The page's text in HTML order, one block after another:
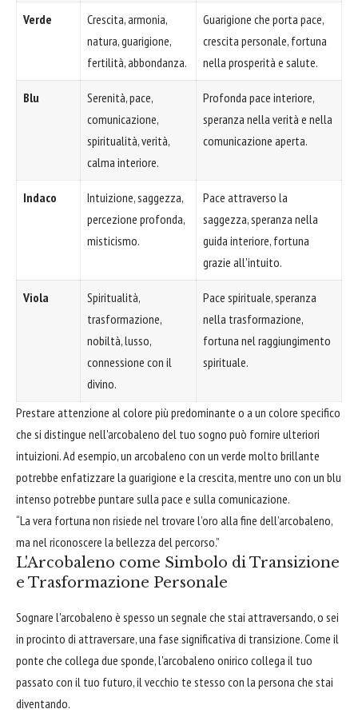
Verde
Crescita, armonia,
natura, guarigione,
fertilità, abbondanza.
Guarigione che porta pace,
crescita personale, fortuna
nella prosperità e salute.
Blu
Serenità, pace,
comunicazione,
spiritualità, verità,
calma interiore.
Profonda pace interiore,
speranza nella verità e nella
comunicazione aperta.
Indaco
Intuizione, saggezza,
percezione profonda,
misticismo.
Pace attraverso la
saggezza, speranza nella
guida interiore, fortuna
grazie all'intuito.
Viola
Spiritualità,
trasformazione,
nobiltà, lusso,
connessione con il
divino.
Pace spirituale, speranza
nella trasformazione,
fortuna nel raggiungimento
spirituale.
Prestare attenzione al colore più predominante o a un colore specifico
che si distingue nell'arcobaleno del tuo sogno può fornire ulteriori
intuizioni. Ad esempio, un arcobaleno con un verde molto brillante
potrebbe enfatizzare la guarigione e la crescita, mentre uno con un blu
intenso potrebbe puntare sulla pace e sulla comunicazione.
“La vera fortuna non risiede nel trovare l’oro alla fine dell’arcobaleno,
ma nel riconoscere la bellezza del percorso.”
L'Arcobaleno come Simbolo di Transizione
e Trasformazione Personale
Sognare l'arcobaleno è spesso un segnale che stai attraversando, o sei
in procinto di attraversare, una fase significativa di transizione. Come il
ponte che collega due sponde, l'arcobaleno onirico collega il tuo
passato con il tuo futuro, il vecchio te stesso con la persona che stai
diventando.